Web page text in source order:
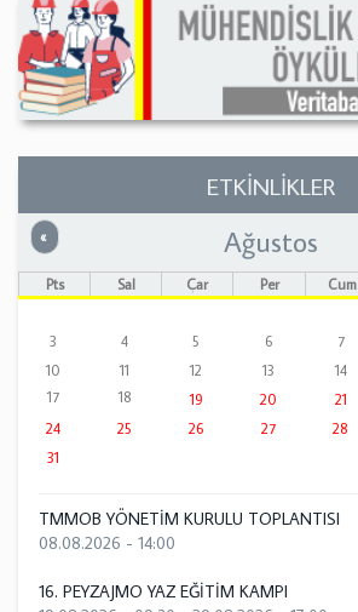
ETKİNLİKLER
« Önceki Ağustos
Pts Sal Çar Per Cum
3
4 5 6 7
10
11 12 13 14
17
18 19 20 21
24
25 26 27 28
31
TMMOB YÖNETİM KURULU TOPLANTISI
08.08.2026 - 14:00
16. PEYZAJMO YAZ EĞİTİM KAMPI